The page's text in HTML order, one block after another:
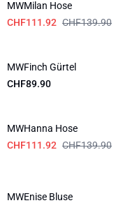
MWMilan Hose
CHF111.92 CHF139.90
NEUHEITEN
MWFinch Gürtel
CHF89.90
MWHanna Hose
CHF111.92 CHF139.90
MWEnise Bluse